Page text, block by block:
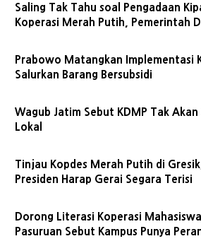
Saling Tak Tahu soal Pengadaan
Koperasi Merah Putih, Pemerintah
Prabowo Matangkan Implementasi
Salurkan Barang Bersubsidi
Wagub Jatim Sebut KDMP Tak
Lokal
Tinjau Kopdes Merah Putih di
Presiden Harap Gerai Segara Terisi
Dorong Literasi Koperasi
Pasuruan Sebut Kampus Punya